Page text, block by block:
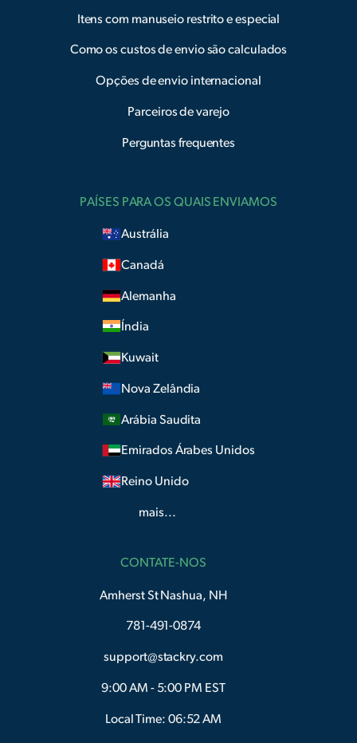
Itens com manuseio restrito e especial
Como os custos de envio são calculados
Opções de envio internacional
Parceiros de varejo
Perguntas frequentes
PAÍSES PARA OS QUAIS ENVIAMOS
Austrália
Canadá
Alemanha
Índia
Kuwait
Nova Zelândia
Arábia Saudita
Emirados Árabes Unidos
Reino Unido
mais...
CONTATE-NOS
Amherst St Nashua, NH
781-491-0874
support@stackry.com
9:00 AM - 5:00 PM EST
Local Time: 06:52 AM